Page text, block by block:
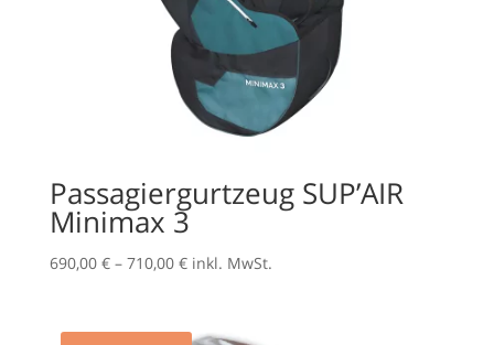
Passagiergurtzeug SUP’AIR
Minimax 3
690,00 € – 710,00 €Preisspanne:
710,00 €
inkl. MwSt.